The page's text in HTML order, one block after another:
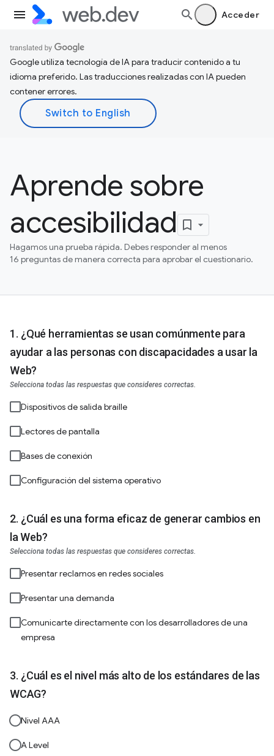
Acceder
Google utiliza tecnología de IA para traducir contenido a tu
idioma preferido. Las traducciones realizadas con IA pueden
contener errores.
Aprende sobre
accesibilidad
Hagamos una prueba rápida. Debes responder al menos
16 preguntas de manera correcta para aprobar el cuestionario.
¿Qué herramientas se usan comúnmente para
ayudar a las personas con discapacidades a usar la
Web?
Selecciona todas las respuestas que consideres correctas.
Dispositivos de salida braille
Lectores de pantalla
Bases de conexión
Configuración del sistema operativo
¿Cuál es una forma eficaz de generar cambios en
la Web?
Selecciona todas las respuestas que consideres correctas.
Presentar reclamos en redes sociales
Presentar una demanda
Comunicarte directamente con los desarrolladores de una
empresa
¿Cuál es el nivel más alto de los estándares de las
WCAG?
Nivel AAA
A Level